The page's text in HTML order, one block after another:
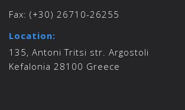
Fax: (+30) 26710-26255
Location:
135, Antoni Tritsi str. Argostoli
Kefalonia 28100 Greece